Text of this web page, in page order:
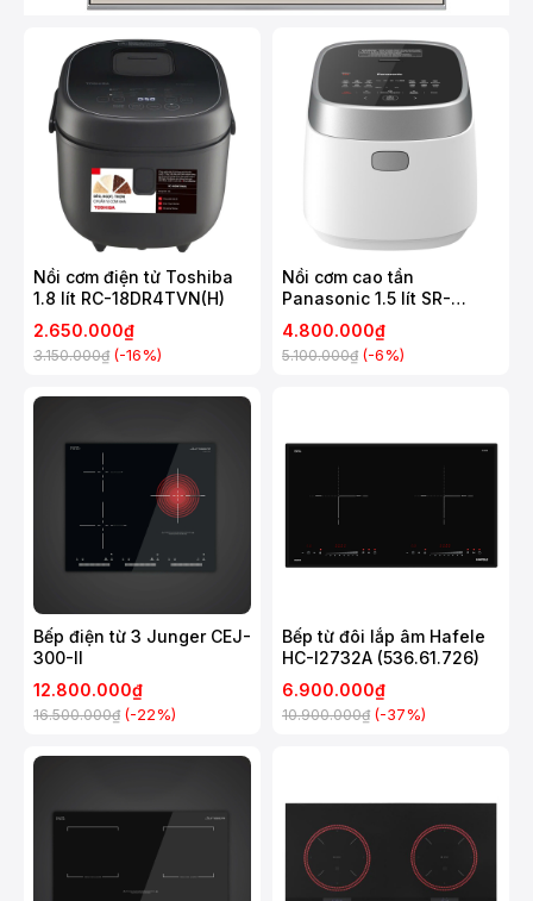
Nồi cơm điện tử Toshiba
1.8 lít RC-18DR4TVN(H)
2.650.000₫
3.150.000₫ (-16%)
Nồi cơm cao tần
Panasonic 1.5 lít SR-
HNS151WRA
4.800.000₫
5.100.000₫ (-6%)
Bếp điện từ 3 Junger CEJ-
300-II
12.800.000₫
16.500.000₫ (-22%)
Bếp từ đôi lắp âm Hafele
HC-I2732A (536.61.726)
6.900.000₫
10.900.000₫ (-37%)